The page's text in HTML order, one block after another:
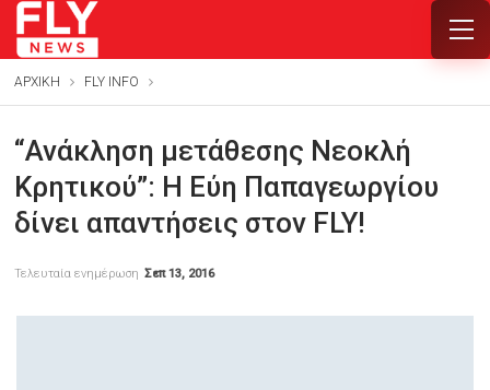
ΑΡΧΙΚΗ FLY INFO
“Ανάκληση μετάθεσης Νεοκλή
Κρητικού”: Η Εύη Παπαγεωργίου
δίνει απαντήσεις στον FLY!
Τελευταία ενημέρωση Σεπ 13, 2016